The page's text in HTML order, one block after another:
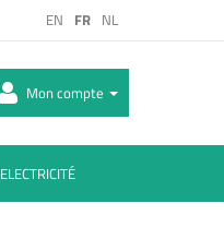
EN FR NL
Mon compte
ELECTRICITÉ